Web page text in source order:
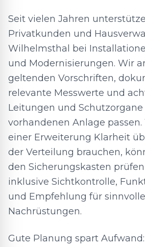
Seit vielen Jahren
Privatkunden und
Wilhelmsthal bei
und Modernisierungen. Wir
geltenden Vorschriften,
relevante Messwerte und
Leitungen und
vorhandenen Anlage passen.
einer Erweiterung Klarheit
der Verteilung brauchen,
den Sicherungskasten prüfen
inklusive Sichtkontrolle,
und Empfehlung für sinnvolle
Nachrüstungen.
Gute Planung spart